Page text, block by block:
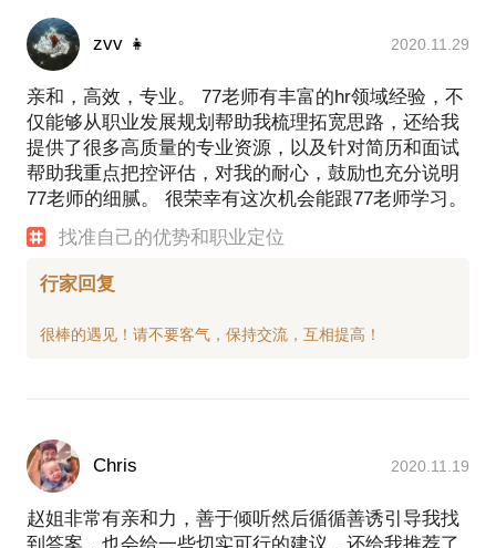
zvv 👧 2020.11.29
亲和，高效，专业。 77老师有丰富的hr领域经验，不
仅能够从职业发展规划帮助我梳理拓宽思路，还给我
提供了很多高质量的专业资源，以及针对简历和面试
帮助我重点把控评估，对我的耐心，鼓励也充分说明
77老师的细腻。 很荣幸有这次机会能跟77老师学习。
找准自己的优势和职业定位
行家回复
Chris 2020.11.19
赵姐非常有亲和力，善于倾听然后循循善诱引导我找